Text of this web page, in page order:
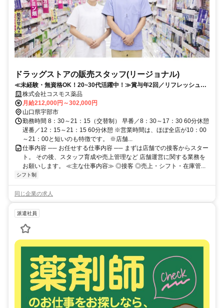
ドラッグストアの販売スタッフ(リージョナル)
≪未経験・無資格OK！20~30代活躍中！≫賞与年2回／リフレッシュ休
暇取得率100％／研修制度充実
株式会社コスモス薬品
月給212,000円～302,000円
山口県宇部市
勤務時間 8：30～21：15（交替制） 早番／8：30～17：30 60分休憩
遅番／12：15～21：15 60分休憩 ※営業時間は、ほぼ全店が10：00
～21：00と短いのも特徴です。 ※店舗...
仕事内容 ── お任せする仕事内容 ── まずは店舗での接客からスター
ト。 その後、スタッフ育成や売上管理など 店舗運営に関する業務を
お願いします。 ≪主な仕事内容≫ ◎接客 ◎売上・シフト・在庫管...
シフト制
同じ企業の求人
派遣社員